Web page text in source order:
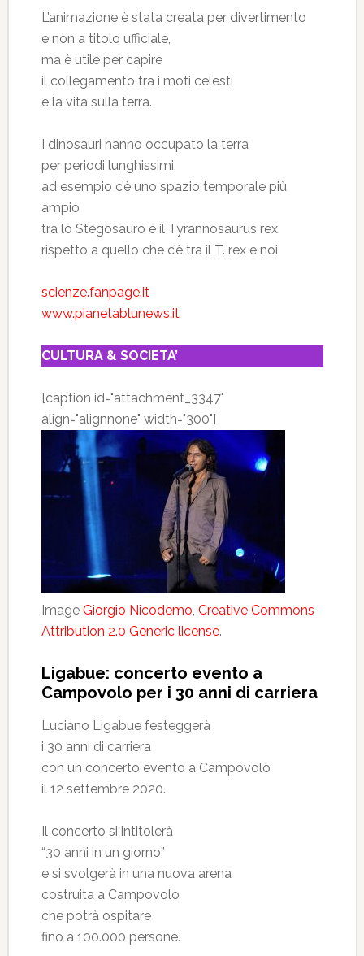
L’animazione è stata creata per divertimento
e non a titolo ufficiale,
ma è utile per capire
il collegamento tra i moti celesti
e la vita sulla terra.
I dinosauri hanno occupato la terra
per periodi lunghissimi,
ad esempio c’è uno spazio temporale più
ampio
tra lo Stegosauro e il Tyrannosaurus rex
rispetto a quello che c’è tra il T. rex e noi.
scienze.fanpage.it
www.pianetablunews.it
CULTURA & SOCIETA’
[caption id="attachment_3347"
align="alignnone" width="300"]
Image Giorgio Nicodemo Creative Commons
Attribution 2.0 Generic license.
Ligabue: concerto evento a
Campovolo per i 30 anni di carriera
Luciano Ligabue festeggerà
i 30 anni di carriera
con un concerto evento a Campovolo
il 12 settembre 2020.
Il concerto si intitolerà
“30 anni in un giorno”
e si svolgerà in una nuova arena
costruita a Campovolo
che potrà ospitare
fino a 100.000 persone.